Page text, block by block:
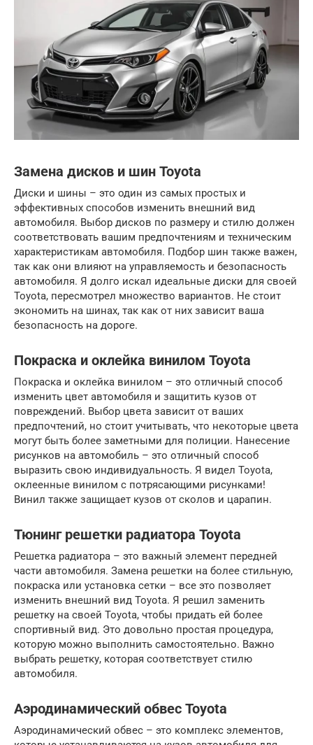
Замена дисков и шин Toyota
Диски и шины – это один из самых простых и
эффективных способов изменить внешний вид
автомобиля. Выбор дисков по размеру и стилю должен
соответствовать вашим предпочтениям и техническим
характеристикам автомобиля. Подбор шин также важен,
так как они влияют на управляемость и безопасность
автомобиля. Я долго искал идеальные диски для своей
Toyota, пересмотрел множество вариантов. Не стоит
экономить на шинах, так как от них зависит ваша
безопасность на дороге.
Покраска и оклейка винилом Toyota
Покраска и оклейка винилом – это отличный способ
изменить цвет автомобиля и защитить кузов от
повреждений. Выбор цвета зависит от ваших
предпочтений, но стоит учитывать, что некоторые цвета
могут быть более заметными для полиции. Нанесение
рисунков на автомобиль – это отличный способ
выразить свою индивидуальность. Я видел Toyota,
оклеенные винилом с потрясающими рисунками!
Винил также защищает кузов от сколов и царапин.
Тюнинг решетки радиатора Toyota
Решетка радиатора – это важный элемент передней
части автомобиля. Замена решетки на более стильную,
покраска или установка сетки – все это позволяет
изменить внешний вид Toyota. Я решил заменить
решетку на своей Toyota, чтобы придать ей более
спортивный вид. Это довольно простая процедура,
которую можно выполнить самостоятельно. Важно
выбрать решетку, которая соответствует стилю
автомобиля.
Аэродинамический обвес Toyota
Аэродинамический обвес – это комплекс элементов,